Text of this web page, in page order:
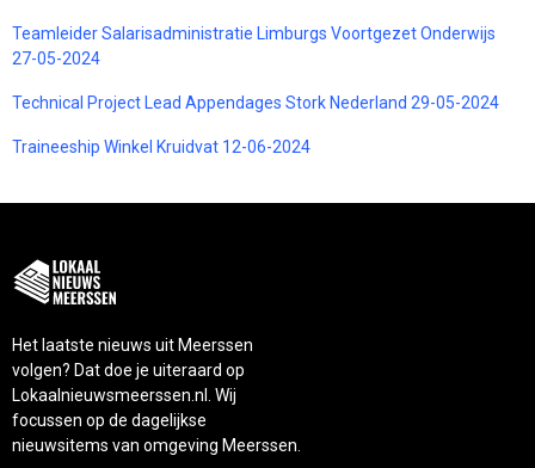
Teamleider Salarisadministratie Limburgs Voortgezet Onderwijs
27-05-2024
Technical Project Lead Appendages Stork Nederland 29-05-2024
Traineeship Winkel Kruidvat 12-06-2024
Het laatste nieuws uit Meerssen
volgen? Dat doe je uiteraard op
Lokaalnieuwsmeerssen.nl. Wij
focussen op de dagelijkse
nieuwsitems van omgeving Meerssen.